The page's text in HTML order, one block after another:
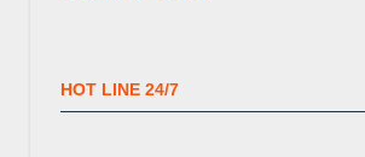
HOT LINE 24/7